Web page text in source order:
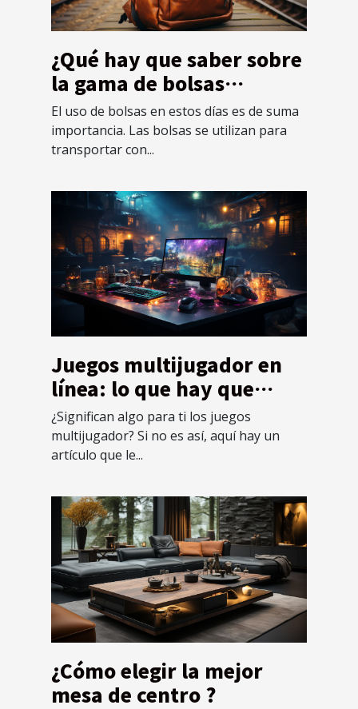
¿Qué hay que saber sobre
la gama de bolsas
Mochillaz?
El uso de bolsas en estos días es de suma
importancia. Las bolsas se utilizan para
transportar con...
Juegos multijugador en
línea: lo que hay que
saber sobre ellos y cómo
funcionan
¿Significan algo para ti los juegos
multijugador? Si no es así, aquí hay un
artículo que le...
¿Cómo elegir la mejor
mesa de centro ?